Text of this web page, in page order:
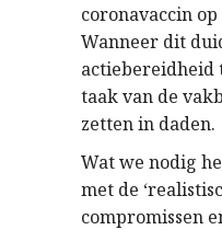
coronavaccin
Wanneer dit
actiebereidheid
taak van de
zetten in daden.
Wat we nodig
met de
compromissen